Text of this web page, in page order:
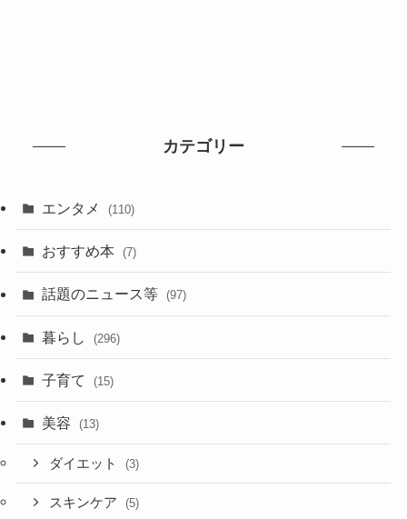
カテゴリー
エンタメ (110)
おすすめ本 (7)
話題のニュース等 (97)
暮らし (296)
子育て (15)
美容 (13)
ダイエット (3)
スキンケア (5)